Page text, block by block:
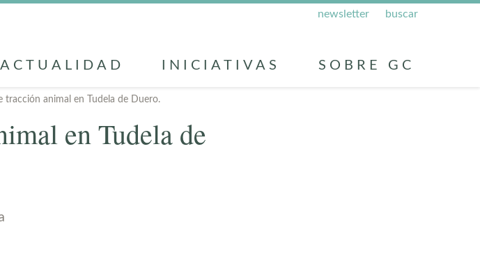
buscar
newsletter
SOBRE GC
INICIATIVAS
ACTUALIDAD
tracción animal en Tudela de Duero.
en Tudela de